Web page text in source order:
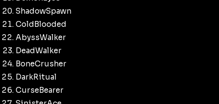
ShadowSpawn
ColdBlooded
AbyssWalker
DeadWalker
BoneCrusher
DarkRitual
CurseBearer